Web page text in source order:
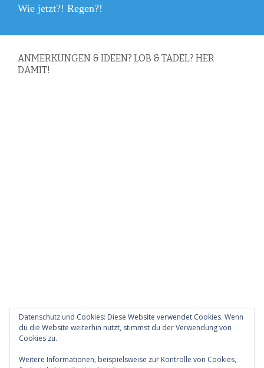
Nächster
Wie jetzt?! Regen?!
ANMERKUNGEN & IDEEN? LOB & TADEL? HER
DAMIT!
Diese Website verwendet Akismet, um Spam zu
Datenschutz und Cookies: Diese Website verwendet Cookies. Wenn
du die Website weiterhin nutzt, stimmst du der Verwendung von
Cookies zu.
Weitere Informationen, beispielsweise zur Kontrolle von Cookies,